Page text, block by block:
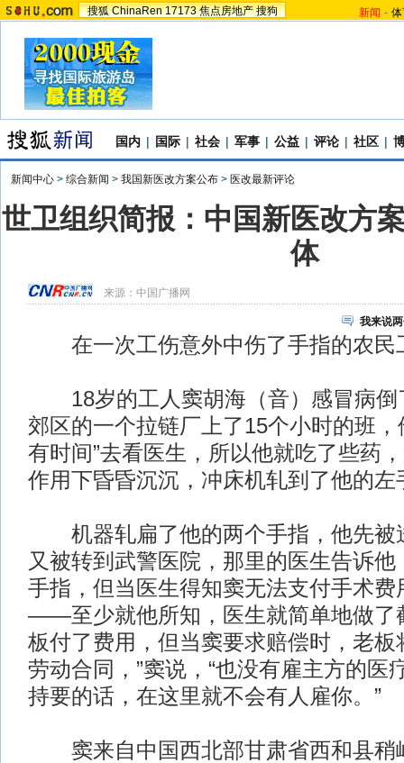
搜狐 ChinaRen 17173 焦点房地产 搜狗 新闻 -
国内 | 国际 | 社会 | 军事 | 公益 | 评论 | 社区 |
新闻中心 > 综合新闻 > 我国新医改方案公布 > 医改最新评论
世卫组织简报：中国新医改方
体
来源： 中国广播网
我来说
在一次工伤意外中伤了手指的农民
18岁的工人窦胡海（音）感冒病倒
郊区的一个拉链厂上了15个小时的班，
有时间”去看医生，所以他就吃了些药
作用下昏昏沉沉，冲床机轧到了他的左
机器轧扁了他的两个手指，他先被
又被转到武警医院，那里的医生告诉
手指，但当医生得知窦无法支付手术费
——至少就他所知，医生就简单地做了
板付了费用，但当窦要求赔偿时，老板
劳动合同，”窦说，“也没有雇主方的医
持要的话，在这里就不会有人雇你。”
窦来自中国西北部甘肃省西和县稍